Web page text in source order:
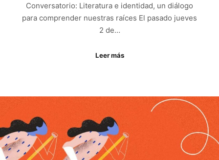
Conversatorio: Literatura e identidad, un diálogo
para comprender nuestras raíces El pasado jueves
2 de…
Leer más